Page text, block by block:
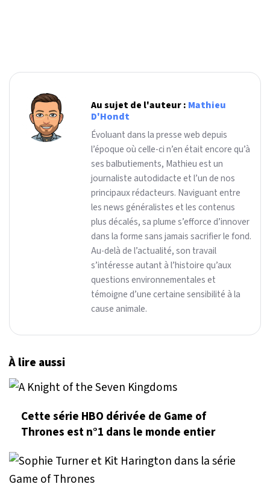
Au sujet de l'auteur : Mathieu
D'Hondt
Évoluant dans la presse web depuis
l’époque où celle-ci n’en était encore qu’à
ses balbutiements, Mathieu est un
journaliste autodidacte et l’un de nos
principaux rédacteurs. Naviguant entre
les news généralistes et les contenus
plus décalés, sa plume s’efforce d’innover
dans la forme sans jamais sacrifier le fond.
Au-delà de l’actualité, son travail
s’intéresse autant à l’histoire qu’aux
questions environnementales et
témoigne d’une certaine sensibilité à la
cause animale.
À lire aussi
Cette série HBO dérivée de Game of
Thrones est n°1 dans le monde entier